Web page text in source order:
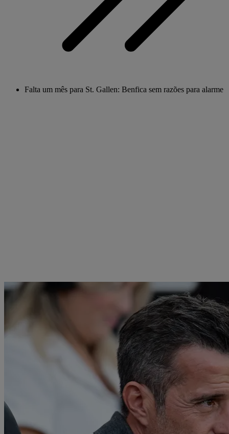
Falta um mês para St. Gallen: Benfica sem razões para alarme